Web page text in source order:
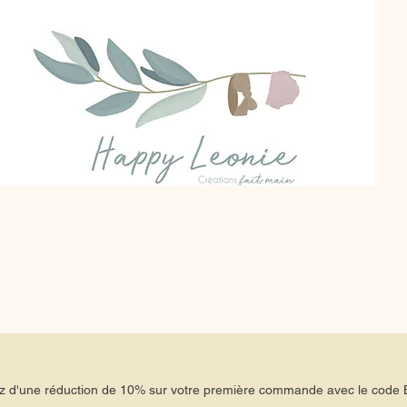
d'une réduction de 10% sur votre première commande avec le code